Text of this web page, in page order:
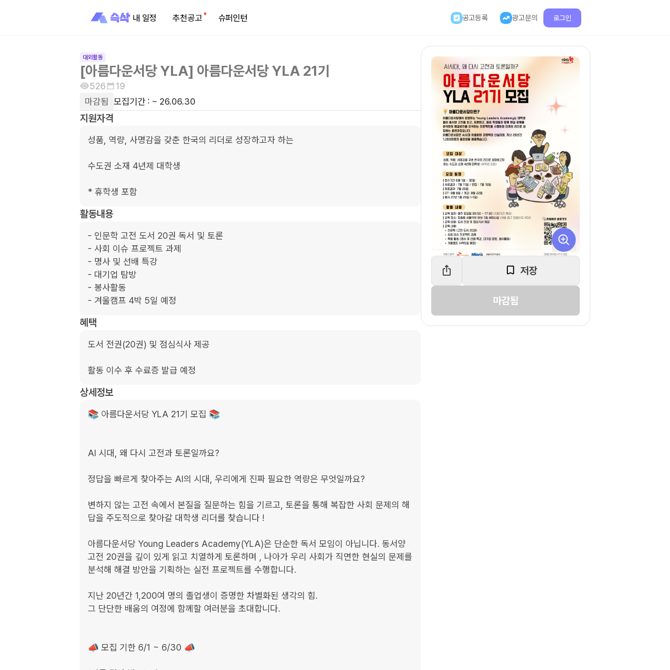
내 일정 추천공고 슈퍼인턴 공고등록 광고문의 로그인
대외활동
[아름다운서당 YLA] 아름다운서당 YLA 21기
526
19
마감됨 모집기간 : ~ 26.06.30
지원자격
성품, 역량, 사명감을 갖춘 한국의 리더로 성장하고자 하는
수도권 소재 4년제 대학생
* 휴학생 포함
활동내용
- 인문학 고전 도서 20권 독서 및 토론
- 사회 이슈 프로젝트 과제
- 명사 및 선배 특강
- 대기업 탐방
- 봉사활동
- 겨울캠프 4박 5일 예정
혜택
도서 전권(20권) 및 점심식사 제공
활동 이수 후 수료증 발급 예정
상세정보
📚 아름다운서당 YLA 21기 모집 📚
AI 시대, 왜 다시 고전과 토론일까요?
정답을 빠르게 찾아주는 AI의 시대, 우리에게 진짜 필요한 역량은 무엇일까요?
변하지 않는 고전 속에서 본질을 질문하는 힘을 기르고, 토론을 통해 복잡한 사회 문제의 해
답을 주도적으로 찾아갈 대학생 리더를 찾습니다 !
아름다운서당 Young Leaders Academy(YLA)은 단순한 독서 모임이 아닙니다. 동서양
고전 20권을 깊이 있게 읽고 치열하게 토론하며 , 나아가 우리 사회가 직면한 현실의 문제를
분석해 해결 방안을 기획하는 실전 프로젝트를 수행합니다.
지난 20년간 1,200여 명의 졸업생이 증명한 차별화된 생각의 힘.
그 단단한 배움의 여정에 함께할 여러분을 초대합니다.
📣 모집 기한 6/1 ~ 6/30 📣
저장
마감됨